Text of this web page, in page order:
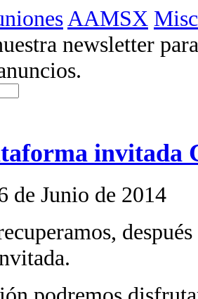
AAMSX
newsletter
invitada
de Junio de 2014